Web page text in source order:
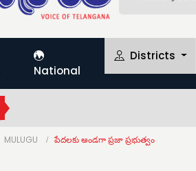
National
Districts
MULUGU పేదలకు అండగా ప్రజా ప్రభుత్వం